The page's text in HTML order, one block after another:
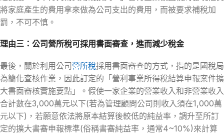
將家庭產生的費用拿來做為公司支出的費用，而被要求補稅加
罰，不可不慎。
理由三：公司營所稅可採用書面審查，進而減少稅金
最後，關於利用公司營所稅採用書面審查的方式，指的是國稅局
為簡化查核作業，因此訂定的「營利事業所得稅結算申報案件擴
大書面審核實施要點」。假使一家企業的營業收入和非營業收入
合計數在3,000萬元以下(若為管理顧問公司則收入須在1,000萬
元以下)，若願意依法將原本結算後較低的純益率，調升至所訂
定的擴大書審申報標準(俗稱書審純益率，通常4~10%)來計算